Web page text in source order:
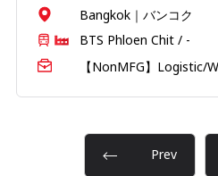
Bangkok｜バンコク
BTS Phloen Chit / -
【NonMFG】Logistic/
Prev